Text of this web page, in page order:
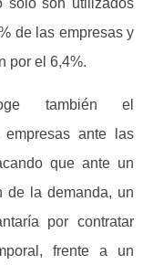
solo son utilizados
de las empresas y
por el 6,4%.
también el
empresas ante las
que ante un
de la demanda, un
por contratar
frente a un